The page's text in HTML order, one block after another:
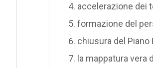
accelerazione dei
formazione del
chiusura del
la mappatura vera